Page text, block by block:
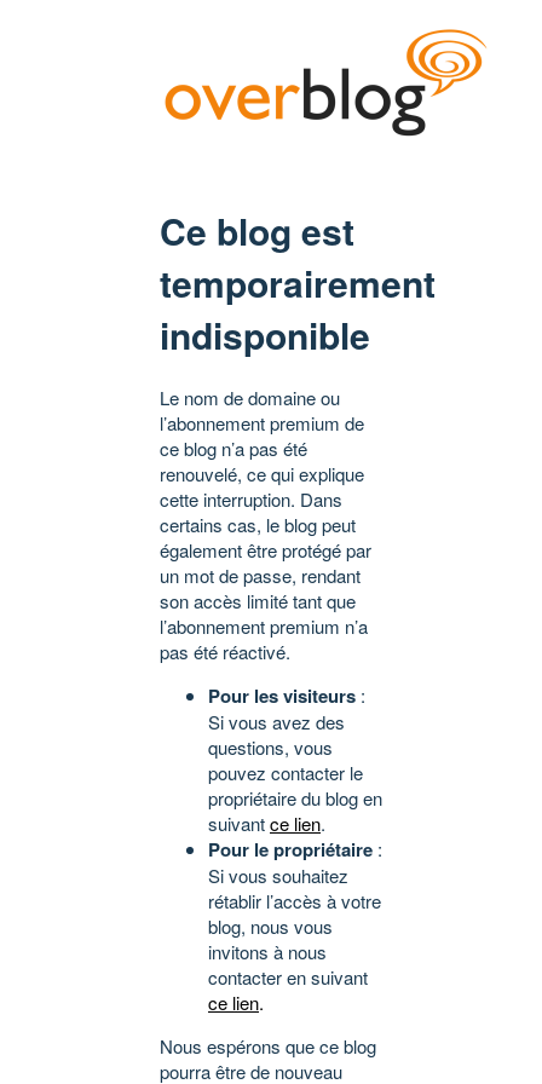
Ce blog est
temporairement
indisponible
Le nom de domaine ou
l’abonnement premium de
ce blog n’a pas été
renouvelé, ce qui explique
cette interruption. Dans
certains cas, le blog peut
également être protégé par
un mot de passe, rendant
son accès limité tant que
l’abonnement premium n’a
pas été réactivé.
Pour les visiteurs :
Si vous avez des
questions, vous
pouvez contacter le
propriétaire du blog en
suivantce lien.
Pour le propriétaire :
Si vous souhaitez
rétablir l’accès à votre
blog, nous vous
invitons à nous
contacter en suivant
ce lien.
Nous espérons que ce blog
pourra être de nouveau